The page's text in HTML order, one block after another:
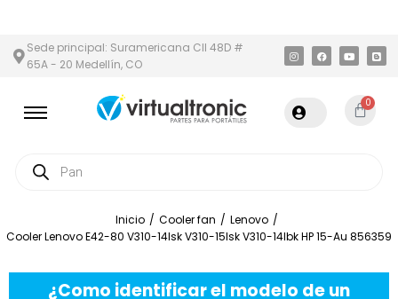
Sede principal: Suramericana Cll 48D #
65A - 20 Medellín, CO
0
Inicio / Cooler fan / Lenovo /
Cooler Lenovo E42-80 V310-14Isk V310-15Isk V310-14Ibk HP 15-Au 856359
¿Como identificar el modelo de un